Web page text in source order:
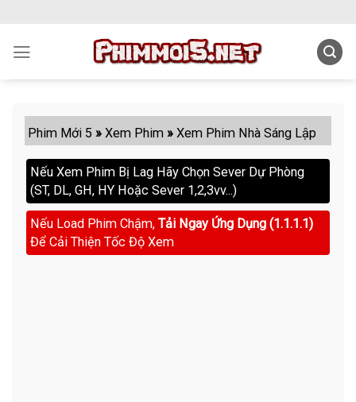
content
Phim Mới 5 »Xem Phim »Xem Phim Nhà Sáng Lập
Nếu Xem Phim Bị Lag Hãy Chọn Sever Dự Phòng
(ST, DL, GH, HY Hoặc Sever 1,2,3vv...)
Nếu Load Phim Chậm, Tải Ngay Ứng Dụng (1.1.1.1)
Để Cải Thiện Tốc Độ Xem